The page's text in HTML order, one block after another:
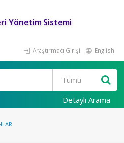
Yönetim Sistemi
Araştırmacı Girişi English
Detaylı Arama